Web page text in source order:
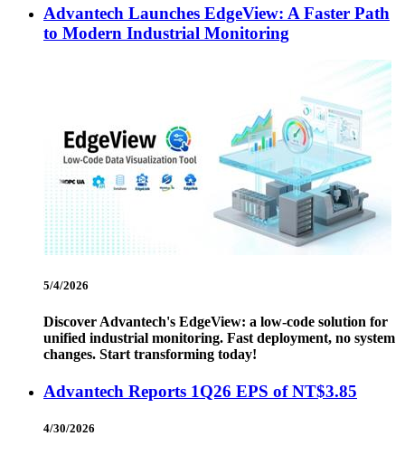
Advantech Launches EdgeView: A Faster Path
to Modern Industrial Monitoring
5/4/2026
Discover Advantech's EdgeView: a low-code solution for
unified industrial monitoring. Fast deployment, no system
changes. Start transforming today!
Advantech Reports 1Q26 EPS of NT$3.85
4/30/2026